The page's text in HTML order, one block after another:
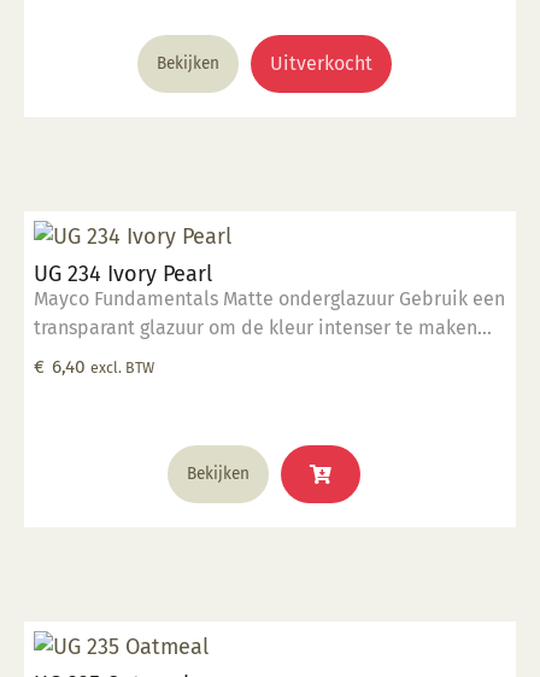
Bekijken Uitverkocht
UG 234 Ivory Pearl
Mayco Fundamentals Matte onderglazuur Gebruik een
transparant glazuur om de kleur intenser te maken
Geschikt voor gebruiksgoed mits er een transparant
€ 6,40 excl. BTW
Bekijken